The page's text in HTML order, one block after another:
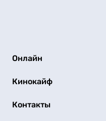
Онлайн
Кинокайф
Контакты